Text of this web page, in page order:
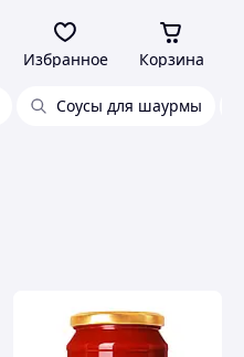
Избранное Корзина
Соусы для шаурмы